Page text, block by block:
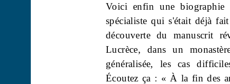
Voici enfin une biographie
spécialiste qui s'était déjà
découverte du manuscrit
Lucrèce, dans un
généralisée, les cas
Écoutez ça : « À la fin des